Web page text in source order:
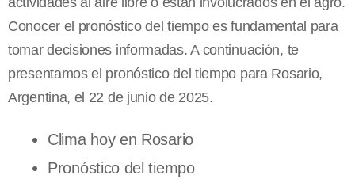
Conocer el pronóstico del tiempo es fundamental para
tomar decisiones informadas. A continuación, te
presentamos el pronóstico del tiempo para Rosario,
Argentina, el 22 de junio de 2025.
Clima hoy en Rosario
Pronóstico del tiempo